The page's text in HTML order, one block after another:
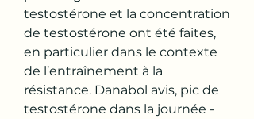
testostérone et la concentration
de testostérone ont été faites,
en particulier dans le contexte
de l’entraînement à la
résistance. Danabol avis, pic de
testostérone dans la journée -